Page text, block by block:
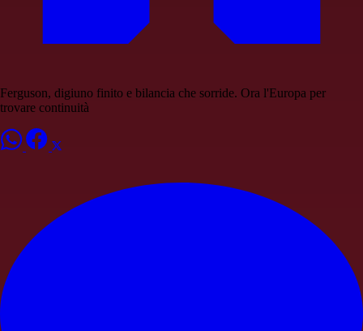
Ferguson, digiuno finito e bilancia che sorride. Ora l'Europa per
trovare continuità